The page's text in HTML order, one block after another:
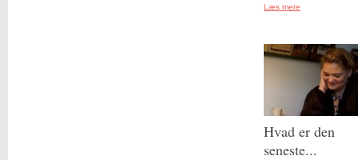
Læs mere
Hvad er den
seneste...